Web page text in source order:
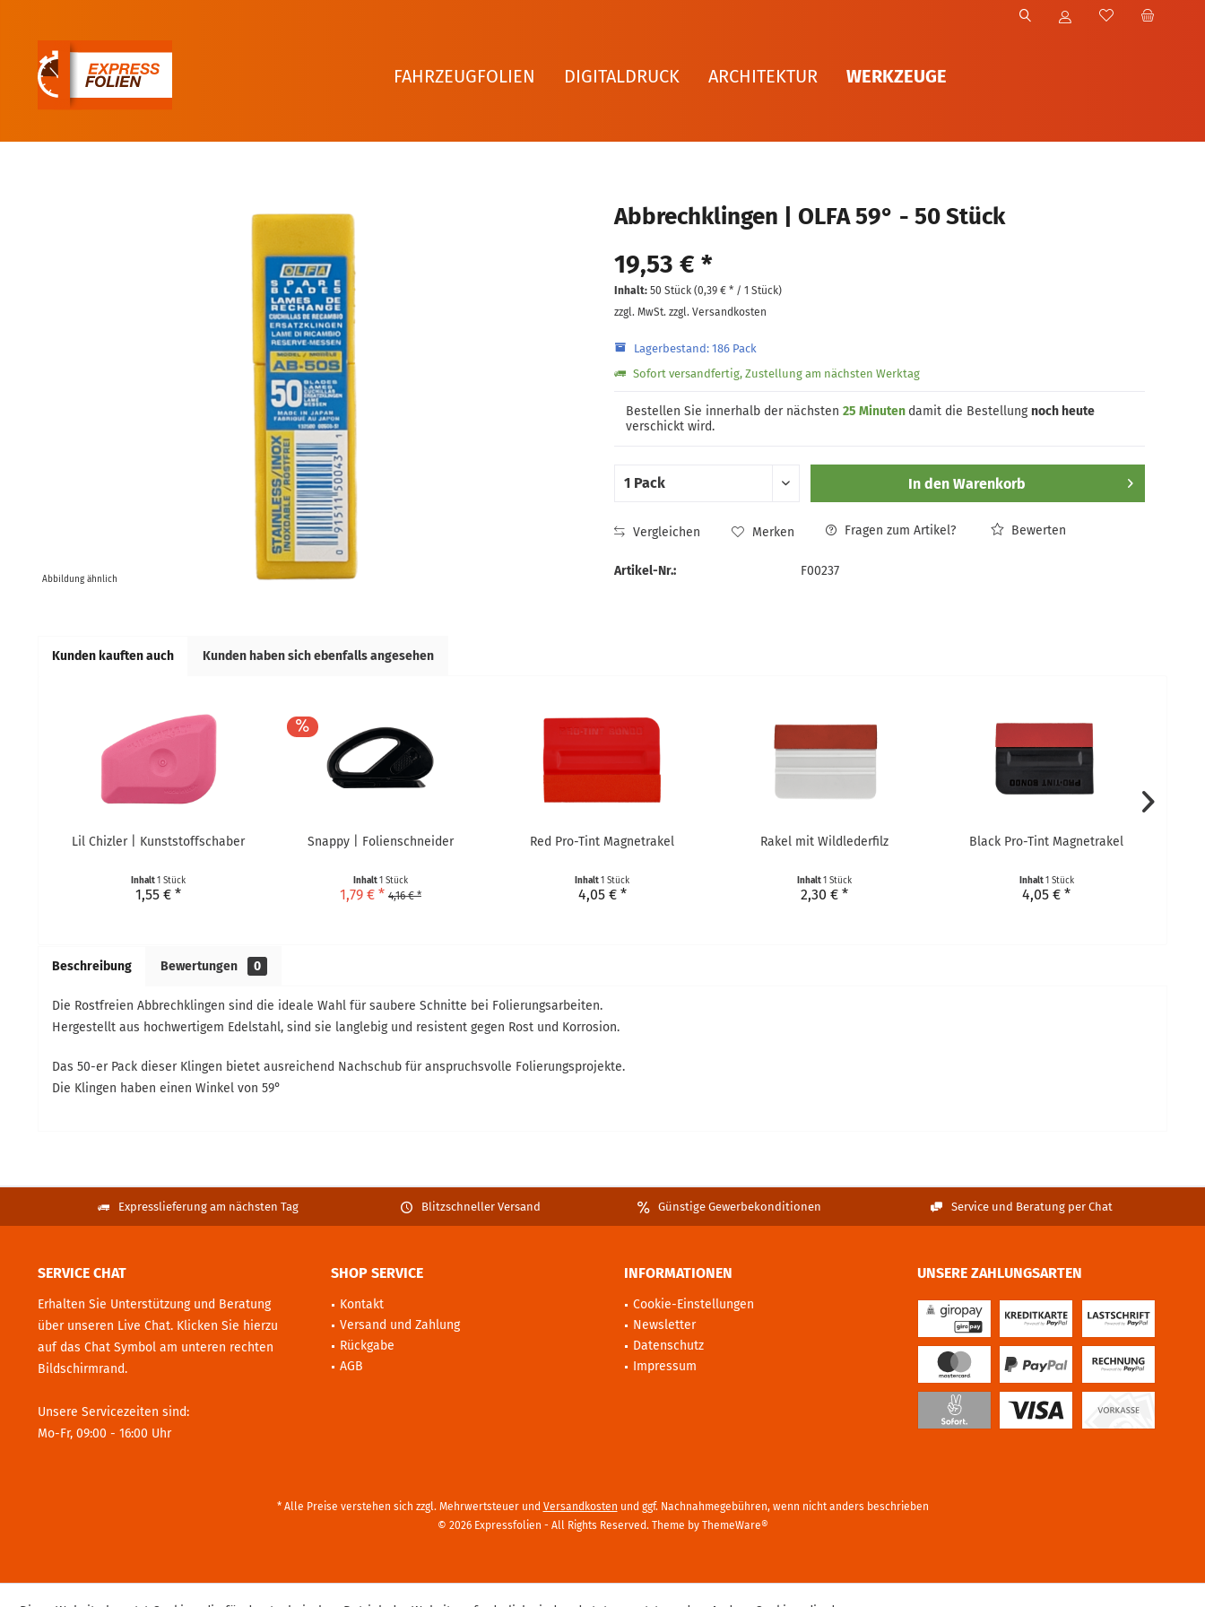
FAHRZEUGFOLIEN DIGITALDRUCK ARCHITEKTUR WERKZEUGE
Abbildung ähnlich
Abbrechklingen | OLFA 59° - 50 Stück
19,53 € *
Inhalt: 50 Stück (0,39 €* / 1 Stück)
zzgl. MwSt. zzgl. Versandkosten
Lagerbestand: 186 Pack
Sofort versandfertig, Zustellung am nächsten Werktag
Bestellen Sie innerhalb der nächsten 25 Minuten damit die Bestellungnoch heute
verschickt wird.
In den Warenkorb
Vergleichen Merken Fragen zum Artikel? Bewerten
Artikel-Nr.: F00237
Kunden kauften auch Kunden haben sich ebenfalls angesehen
Lil Chizler | Kunststoffschaber
Inhalt1 Stück
1,55 € *
Snappy | Folienschneider
Inhalt1 Stück
1,79 € * 4,16 € *
Red Pro-Tint Magnetrakel
Inhalt1 Stück
4,05 € *
Rakel mit Wildlederfilz
Inhalt1 Stück
2,30 € *
Black Pro-Tint Magnetrakel
Inhalt1 Stück
4,05 € *
Beschreibung Bewertungen 0
Die Rostfreien Abbrechklingen sind die ideale Wahl für saubere Schnitte bei Folierungsarbeiten.
Hergestellt aus hochwertigem Edelstahl, sind sie langlebig und resistent gegen Rost und Korrosion.
Das 50-er Pack dieser Klingen bietet ausreichend Nachschub für anspruchsvolle Folierungsprojekte.
Die Klingen haben einen Winkel von 59°
Expresslieferung am nächsten Tag Blitzschneller Versand Günstige Gewerbekonditionen Service und Beratung per Chat
SERVICE CHAT
Erhalten Sie Unterstützung und Beratung
über unseren Live Chat. Klicken Sie hierzu
auf das Chat Symbol am unteren rechten
Bildschirmrand.
Unsere Servicezeiten sind:
Mo-Fr, 09:00 - 16:00 Uhr
SHOP SERVICE
Kontakt
Versand und Zahlung
Rückgabe
AGB
INFORMATIONEN
Cookie-Einstellungen
Newsletter
Datenschutz
Impressum
UNSERE ZAHLUNGSARTEN
* Alle Preise verstehen sich zzgl. Mehrwertsteuer und Versandkosten und ggf. Nachnahmegebühren, wenn nicht anders beschrieben
© 2026 Expressfolien - All Rights Reserved. Theme by ThemeWare®